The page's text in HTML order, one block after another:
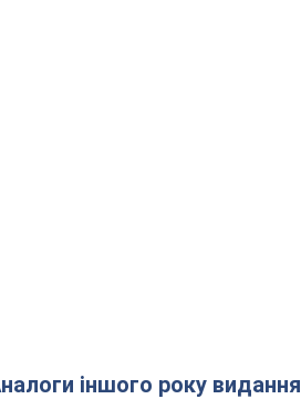
Аналоги іншого року видання